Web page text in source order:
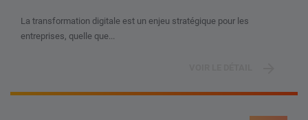
La transformation digitale est un enjeu stratégique pour les
entreprises, quelle que...